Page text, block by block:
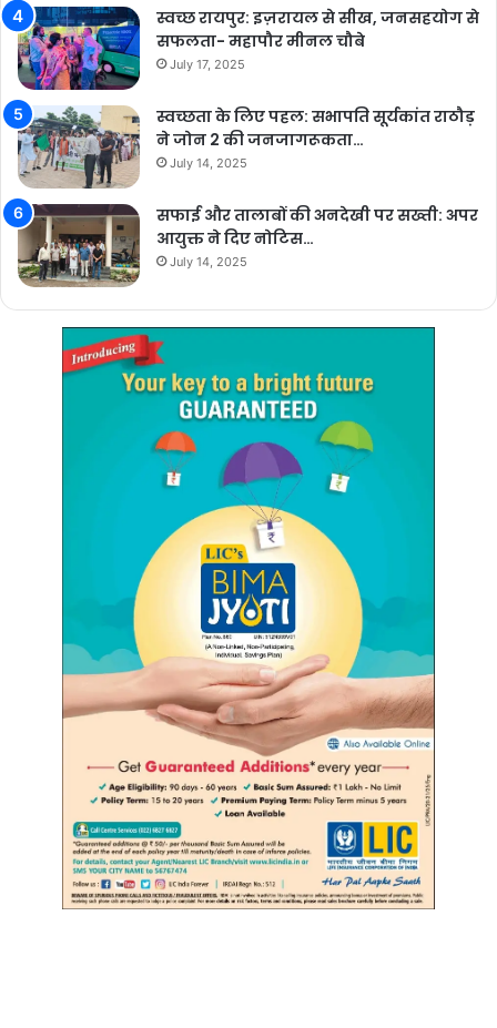
स्वच्छ रायपुर: इज़रायल से सीख, जनसहयोग से
सफलता- महापौर मीनल चौबे
July 17, 2025
स्वच्छता के लिए पहल: सभापति सूर्यकांत राठौड़
ने जोन 2 की जनजागरूकता…
July 14, 2025
सफाई और तालाबों की अनदेखी पर सख्ती: अपर
आयुक्त ने दिए नोटिस…
July 14, 2025